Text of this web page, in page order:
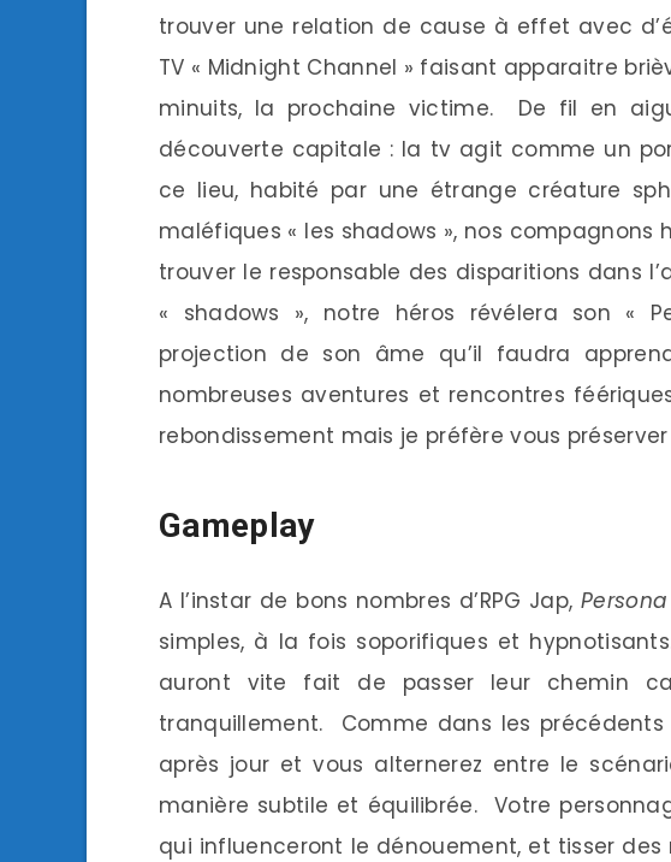
trouver une relation de cause à effet avec
TV « Midnight Channel » faisant apparaitre
minuits, la prochaine victime. De fil en
découverte capitale : la tv agit comme un
ce lieu, habité par une étrange créature
maléfiques « les shadows », nos compagnons
trouver le responsable des disparitions dans
« shadows », notre héros révélera son «
projection de son âme qu’il faudra
nombreuses aventures et rencontres
rebondissement mais je préfère vous
Gameplay
A l’instar de bons nombres d’RPG Jap,
simples, à la fois soporifiques et
auront vite fait de passer leur chemin
tranquillement. Comme dans les précédents
après jour et vous alternerez entre le
manière subtile et équilibrée. Votre
qui influenceront le dénouement, et tisser